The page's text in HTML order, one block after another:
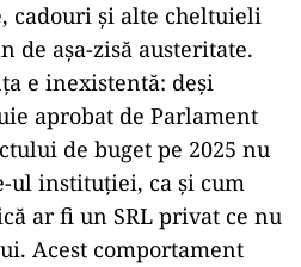
cadouri și alte cheltuieli
de așa-zisă austeritate.
e inexistentă: deși
aprobat de Parlament
de buget pe 2025 nu
ul instituției, ca și cum
ar fi un SRL privat ce nu
Acest comportament